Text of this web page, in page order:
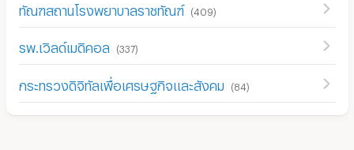
ทัณฑสถานโรงพยาบาลราชทัณฑ์ (409)
รพ.เวิลด์เมดิคอล (337)
กระทรวงดิจิทัลเพื่อเศรษฐกิจและสังคม (84 )